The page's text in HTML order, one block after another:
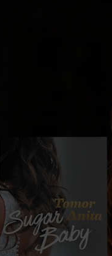
Bitumenes lapostetők: a
szerint akár 5
Munkácsy
Karinthy